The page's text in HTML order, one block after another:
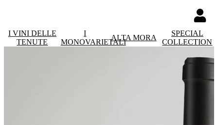
I VINI DELLE
TENUTE
I
MONOVARIETALI
ALTA MORA
SPECIAL
COLLECTION